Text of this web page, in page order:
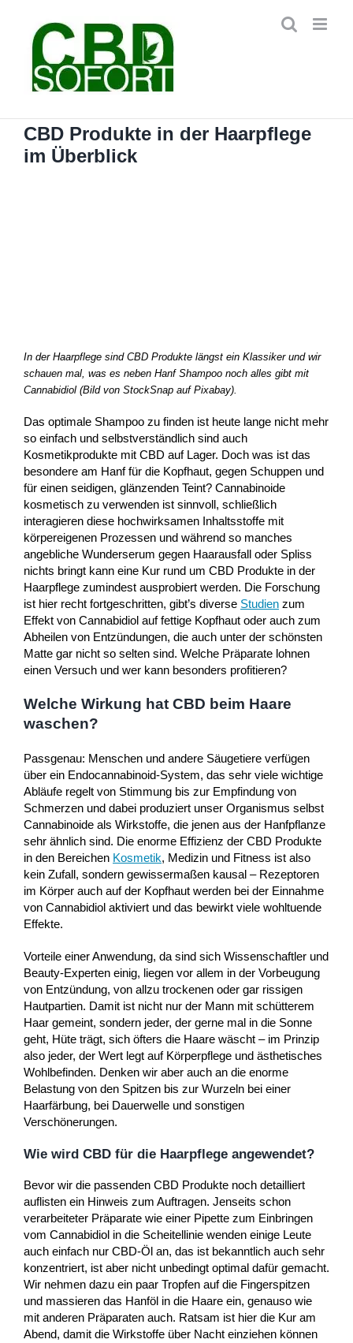
springen
CBD Produkte in der Haarpflege
im Überblick
In der Haarpflege sind CBD Produkte längst ein Klassiker und wir
schauen mal, was es neben Hanf Shampoo noch alles gibt mit
Cannabidiol (Bild von StockSnap auf Pixabay).
Das optimale Shampoo zu finden ist heute lange nicht mehr
so einfach und selbstverständlich sind auch
Kosmetikprodukte mit CBD auf Lager. Doch was ist das
besondere am Hanf für die Kopfhaut, gegen Schuppen und
für einen seidigen, glänzenden Teint? Cannabinoide
kosmetisch zu verwenden ist sinnvoll, schließlich
interagieren diese hochwirksamen Inhaltsstoffe mit
körpereigenen Prozessen und während so manches
angebliche Wunderserum gegen Haarausfall oder Spliss
nichts bringt kann eine Kur rund um CBD Produkte in der
Haarpflege zumindest ausprobiert werden. Die Forschung
ist hier recht fortgeschritten, gibt’s diverse Studien zum
Effekt von Cannabidiol auf fettige Kopfhaut oder auch zum
Abheilen von Entzündungen, die auch unter der schönsten
Matte gar nicht so selten sind. Welche Präparate lohnen
einen Versuch und wer kann besonders profitieren?
Welche Wirkung hat CBD beim Haare
waschen?
Passgenau: Menschen und andere Säugetiere verfügen
über ein Endocannabinoid-System, das sehr viele wichtige
Abläufe regelt von Stimmung bis zur Empfindung von
Schmerzen und dabei produziert unser Organismus selbst
Cannabinoide als Wirkstoffe, die jenen aus der Hanfpflanze
sehr ähnlich sind. Die enorme Effizienz der CBD Produkte
in den Bereichen Kosmetik, Medizin und Fitness ist also
kein Zufall, sondern gewissermaßen kausal – Rezeptoren
im Körper auch auf der Kopfhaut werden bei der Einnahme
von Cannabidiol aktiviert und das bewirkt viele wohltuende
Effekte.
Vorteile einer Anwendung, da sind sich Wissenschaftler und
Beauty-Experten einig, liegen vor allem in der Vorbeugung
von Entzündung, von allzu trockenen oder gar rissigen
Hautpartien. Damit ist nicht nur der Mann mit schütterem
Haar gemeint, sondern jeder, der gerne mal in die Sonne
geht, Hüte trägt, sich öfters die Haare wäscht – im Prinzip
also jeder, der Wert legt auf Körperpflege und ästhetisches
Wohlbefinden. Denken wir aber auch an die enorme
Belastung von den Spitzen bis zur Wurzeln bei einer
Haarfärbung, bei Dauerwelle und sonstigen
Verschönerungen.
Wie wird CBD für die Haarpflege angewendet?
Bevor wir die passenden CBD Produkte noch detailliert
auflisten ein Hinweis zum Auftragen. Jenseits schon
verarbeiteter Präparate wie einer Pipette zum Einbringen
vom Cannabidiol in die Scheitellinie wenden einige Leute
auch einfach nur CBD-Öl an, das ist bekanntlich auch sehr
konzentriert, ist aber nicht unbedingt optimal dafür gemacht.
Wir nehmen dazu ein paar Tropfen auf die Fingerspitzen
und massieren das Hanföl in die Haare ein, genauso wie
mit anderen Präparaten auch. Ratsam ist hier die Kur am
Abend, damit die Wirkstoffe über Nacht einziehen können